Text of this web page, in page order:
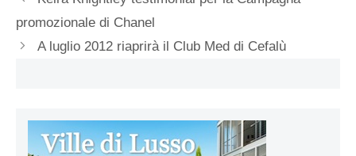
promozionale di Chanel
A luglio 2012 riaprirà il Club Med di Cefalù